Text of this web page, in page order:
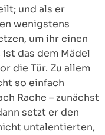
und als er
wenigstens
um ihr einen
das dem Mädel
die Tür. Zu allem
so einfach
Rache – zunächst
setzt er den
untalentierten,